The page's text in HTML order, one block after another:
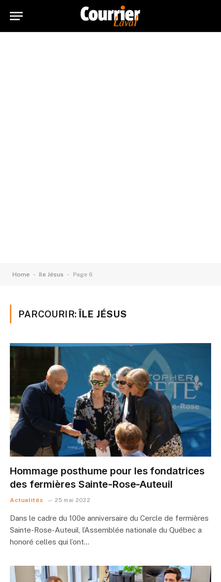
Home - île Jésus - Page 6
PARCOURIR: ÎLE JÉSUS
Hommage posthume pour les fondatrices
des fermières Sainte-Rose-Auteuil
Actualités 25 mai 2022
Dans le cadre du 100e anniversaire du Cercle de fermières
Sainte-Rose-Auteuil, l’Assemblée nationale du Québec a
honoré celles qui l’ont…